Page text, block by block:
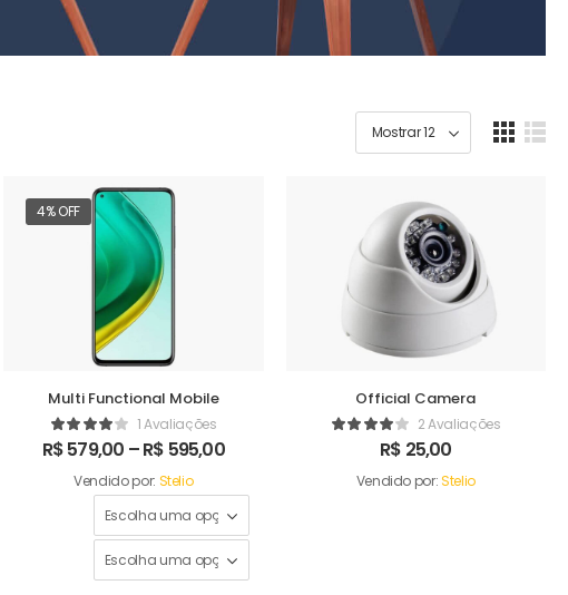
4% OFF
Multi Functional Mobile
1 Avaliações
R$579,00 –R$ 595,00
Vendido por: Stelio
Official Camera
2 Avaliações
R$ 25,00
Vendido por:Stelio